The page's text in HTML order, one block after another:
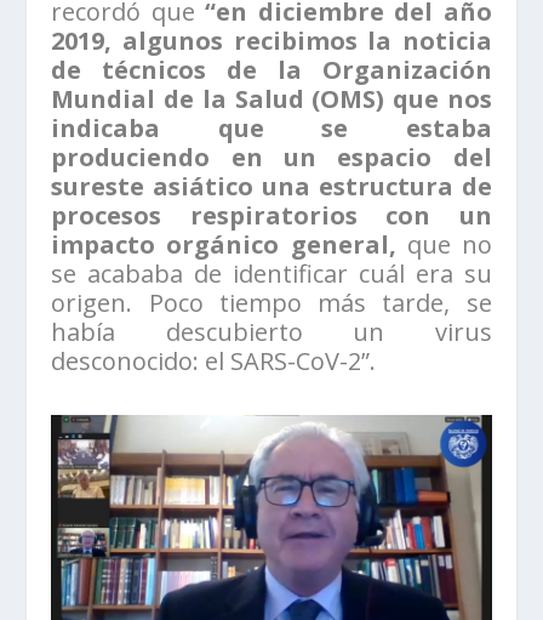
recordó que“en diciembre del año
2019, algunos recibimos la noticia
de técnicos de la Organización
Mundial de la Salud (OMS) que nos
indicaba que se estaba
produciendo en un espacio del
sureste asiático una estructura de
procesos respiratorios con un
impacto orgánico general, que no
se acababa de identificar cuál era su
origen. Poco tiempo más tarde, se
había descubierto un virus
desconocido: el SARS-CoV-2”.